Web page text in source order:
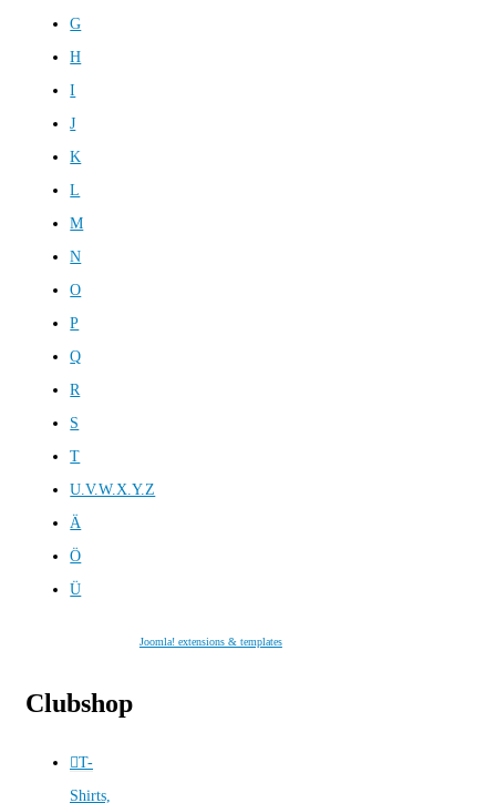
G
H
I
J
K
L
M
N
O
P
Q
R
S
T
U.V.W.X.Y.Z
Ä
Ö
Ü
Joomla! extensions & templates
Clubshop
T-
Shirts,